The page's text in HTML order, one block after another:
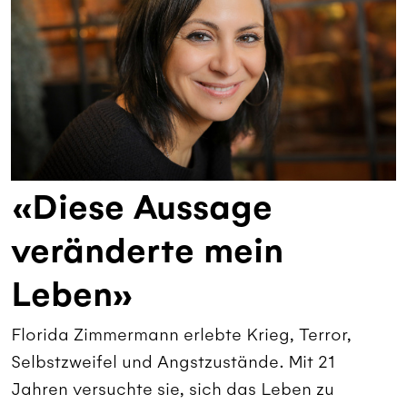
«Diese Aussage
veränderte mein
Leben»
Florida Zimmermann erlebte Krieg, Terror,
Selbstzweifel und Angstzustände. Mit 21
Jahren versuchte sie, sich das Leben zu